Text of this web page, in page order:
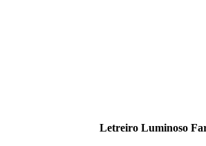
Letreiro Luminoso